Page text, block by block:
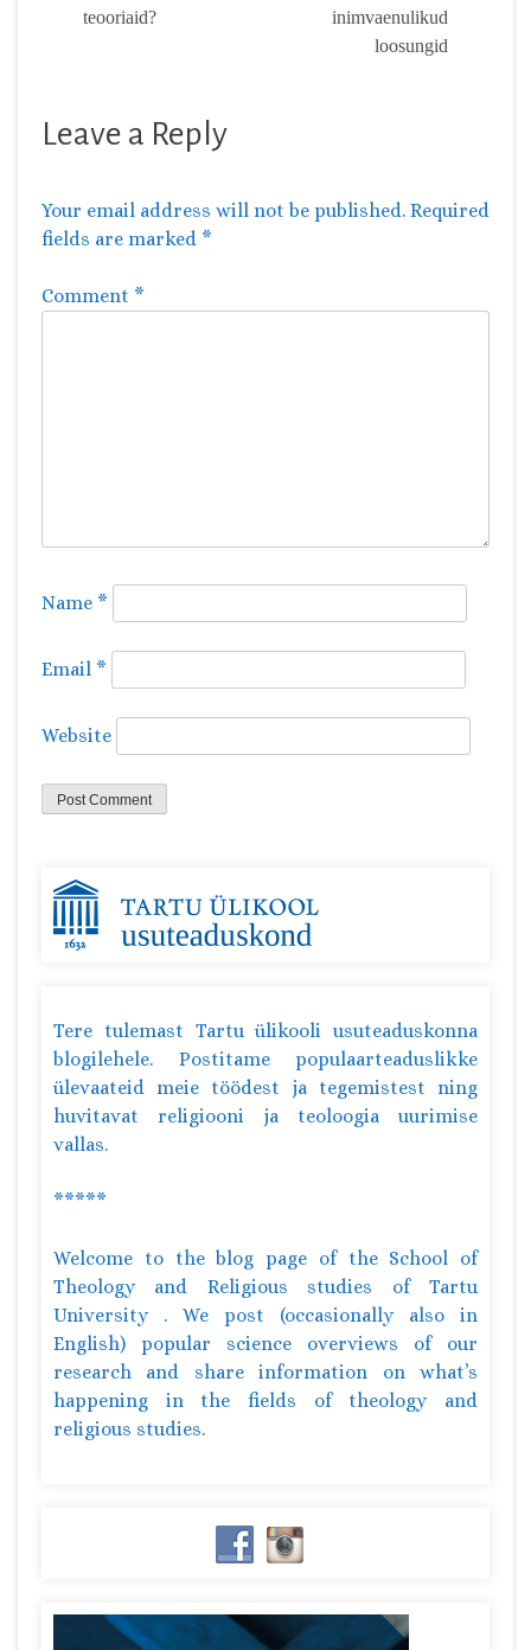
teooriaid?
inimvaenulikud
loosungid
Leave a Reply
Your email address will not be published. Required
fields are marked *
Comment *
Name *
Email *
Website
Tere tulemast Tartu ülikooli usuteaduskonna
blogilehele. Postitame populaarteaduslikke
ülevaateid meie töödest ja tegemistest ning
huvitavat religiooni ja teoloogia uurimise
vallas.
*****
Welcome to the blog page of the School of
Theology and Religious studies of Tartu
University . We post (occasionally also in
English) popular science overviews of our
research and share information on what’s
happening in the fields of theology and
religious studies.